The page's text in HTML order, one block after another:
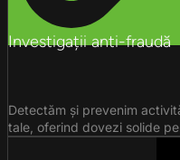
Investigații anti-fraudă
Detectăm și prevenim
tale, oferind dovezi solide